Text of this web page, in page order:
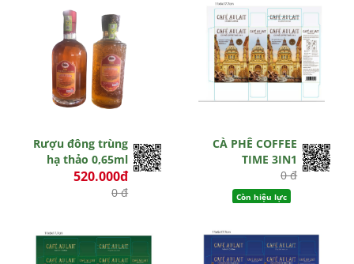
Rượu đông trùng
hạ thảo 0,65ml
520.000đ
0 đ
CÀ PHÊ COFFEE
TIME 3IN1
0 đ
Còn hiệu lực